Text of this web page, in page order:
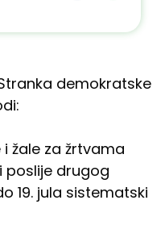
demokratske
žale za žrtvama
poslije drugog
19. jula sistematski